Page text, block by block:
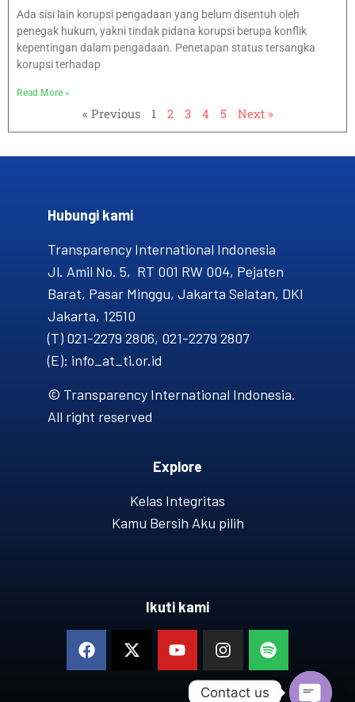
Ada sisi lain korupsi pengadaan yang belum disentuh oleh
penegak hukum, yakni tindak pidana korupsi berupa konflik
kepentingan dalam pengadaan. Penetapan status tersangka
korupsi terhadap
Read More »
« Previous 1 2 3 4 5 Next »
Hubungi kami​
Transparency International Indonesia
Jl. Amil No. 5, RT 001 RW 004, Pejaten
Barat, Pasar Minggu, Jakarta Selatan, DKI
Jakarta, 12510
(T) 021-2279 2806, 021-2279 2807
(E): info_at_ti.or.id
© Transparency International Indonesia.
All right reserved
Explore
Kelas Integritas
Kamu Bersih Aku pilih
Ikuti kami
Contact us